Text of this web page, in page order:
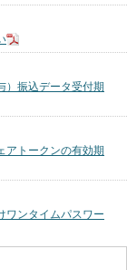
）振込データ受付期
アトークンの有効期
ワンタイムパスワー